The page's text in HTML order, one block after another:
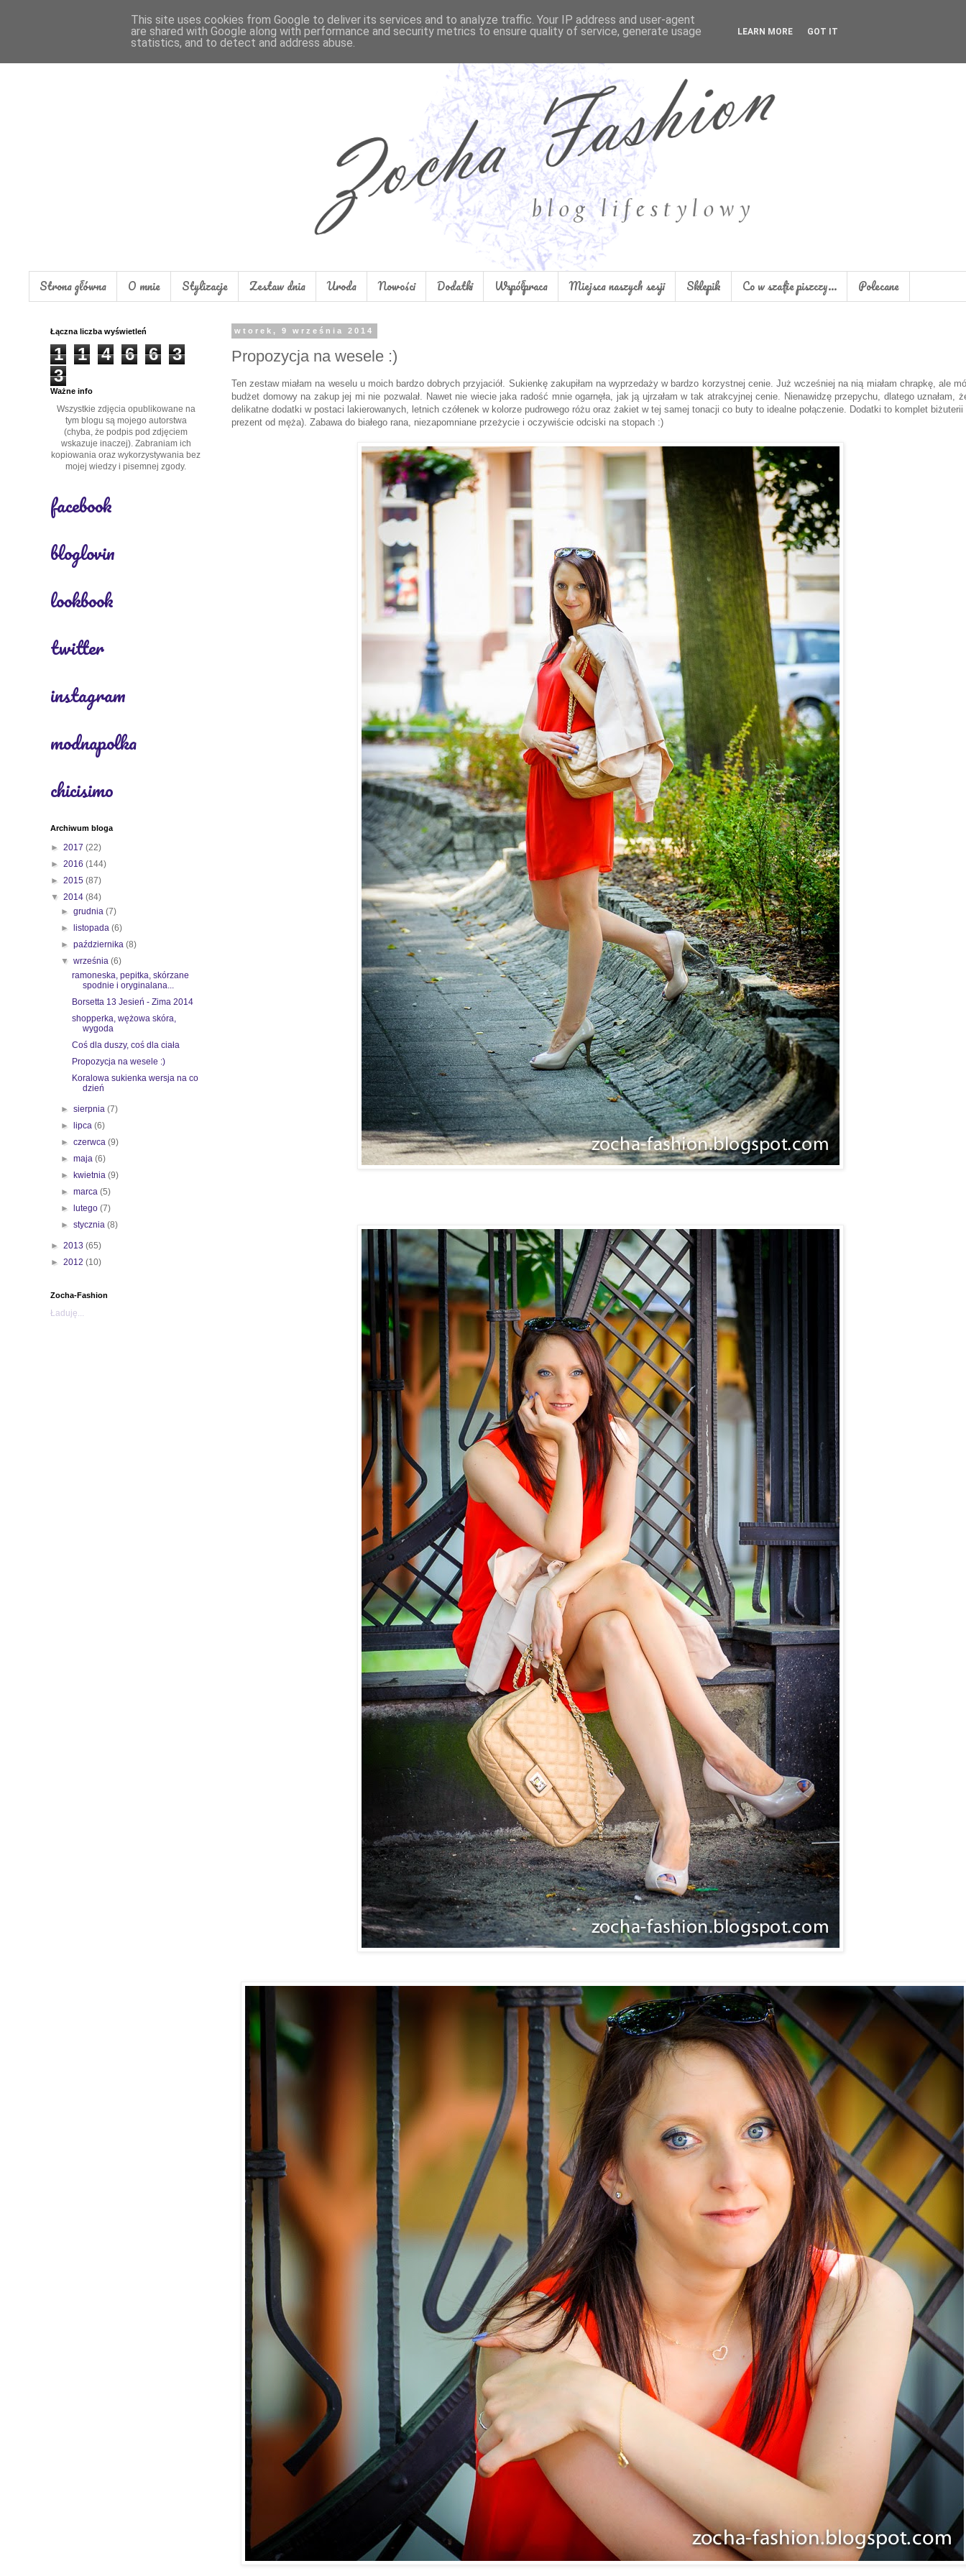
Strona główna O mnie Stylizacje Zestaw dnia Uroda Nowości Dodatki Współpraca Miejsca naszych sesji Sklepik Co w szafie piszczy... Polecane
wtorek, 9 września 2014
Propozycja na wesele :)
Ten zestaw miałam na weselu u moich bardzo dobrych przyjaciół. Sukienkę zakupiłam na wyprzedaży w bardzo korzystnej cenie. Już wcześniej na nią miałam chrapkę, ale
budżet domowy na zakup jej mi nie pozwalał. Nawet nie wiecie jaka radość mnie ogarnęła, jak ją ujrzałam w tak atrakcyjnej cenie. Nienawidzę przepychu, dlatego uznałam,
delikatne dodatki w postaci lakierowanych, letnich czółenek w kolorze pudrowego różu oraz żakiet w tej samej tonacji co buty to idealne połączenie. Dodatki to komplet biżuterii
prezent od męża). Zabawa do białego rana, niezapomniane przeżycie i oczywiście odciski na stopach :)
Łączna liczba wyświetleń
1 1 4 6 6
3
3
Ważne info
Wszystkie zdjęcia opublikowane na
tym blogu są mojego autorstwa
(chyba, że podpis pod zdjęciem
wskazuje inaczej). Zabraniam ich
kopiowania oraz wykorzystywania bez
mojej wiedzy i pisemnej zgody.
facebook
bloglovin
lookbook
twitter
instagram
modnapolka
chicisimo
Archiwum bloga
► 2017 (22)
► 2016 (144)
► 2015 (87)
▼ 2014 (84)
►grudnia(7)
►listopada(6)
►października(8)
▼września(6)
ramoneska, pepitka, skórzane
spodnie i oryginalana...
Borsetta 13 Jesień - Zima 2014
shopperka, wężowa skóra,
wygoda
Coś dla duszy, coś dla ciała
Propozycja na wesele :)
Koralowa sukienka wersja na co
dzień
►sierpnia(7)
►lipca(6)
►czerwca(9)
►maja(6)
►kwietnia(9)
►marca(5)
►lutego(7)
►stycznia(8)
► 2013 (65)
► 2012 (10)
Zocha-Fashion
Ładuję...
This site uses cookies from Google to deliver its services and to analyze traffic. Your IP address and user-agent
are shared with Google along with performance and security metrics to ensure quality of service, generate usage
statistics, and to detect and address abuse.
LEARN MORE GOT IT